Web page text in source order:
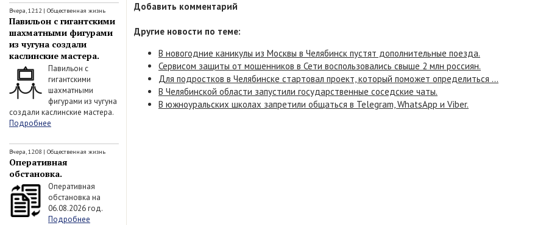
Вчера, 12:12 | Общественная жизнь
Павильон с гигантскими
шахматными фигурами
из чугуна создали
каслинские мастера.
Павильон с
гигантскими
шахматными
фигурами из чугуна
создали каслинские мастера.
Подробнее
Вчера, 12:08 | Общественная жизнь
Оперативная
обстановка.
Оперативная
обстановка на
06.08.2026 год.
Подробнее
Добавить комментарий
Другие новости по теме:
В новогодние каникулы из Москвы в Челябинск пустят дополнительные поезда.
Сервисом защиты от мошенников в Сети воспользовались свыше 2 млн россиян.
Для подростков в Челябинске стартовал проект, который поможет определиться ...
В Челябинской области запустили государственные соседские чаты.
В южноуральских школах запретили общаться в Telegram, WhatsApp и Viber.